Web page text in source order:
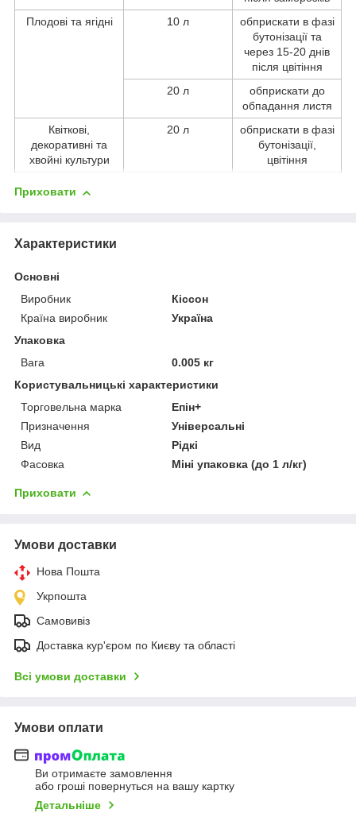
Плодові та ягідні
10 л
обприскати в фазі
бутонізації та
через 15-20 днів
після цвітіння
20 л
обприскати до
обпадання листя
Квіткові,
декоративні та
хвойні культури
20 л
обприскати в фазі
бутонізації,
цвітіння
Приховати
Характеристики
Основні
Виробник
Кіссон
Країна виробник
Україна
Упаковка
Вага
0.005 кг
Користувальницькі характеристики
Торговельна марка
Епін+
Призначення
Універсальні
Вид
Рідкі
Фасовка
Міні упаковка (до 1 л/кг)
Приховати
Умови доставки
Нова Пошта
Укрпошта
Самовивіз
Доставка кур'єром по Києву та області
Всі умови доставки
Умови оплати
Ви отримаєте замовлення
або гроші повернуться на вашу картку
Детальніше